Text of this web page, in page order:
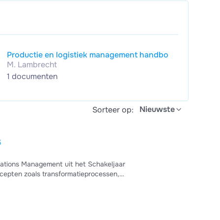
Productie en logistiek management handbo
M. Lambrecht
1 documenten
Sorteer op: Nieuwste
Management uit het Schakeljaar
zoals transformatieprocessen,